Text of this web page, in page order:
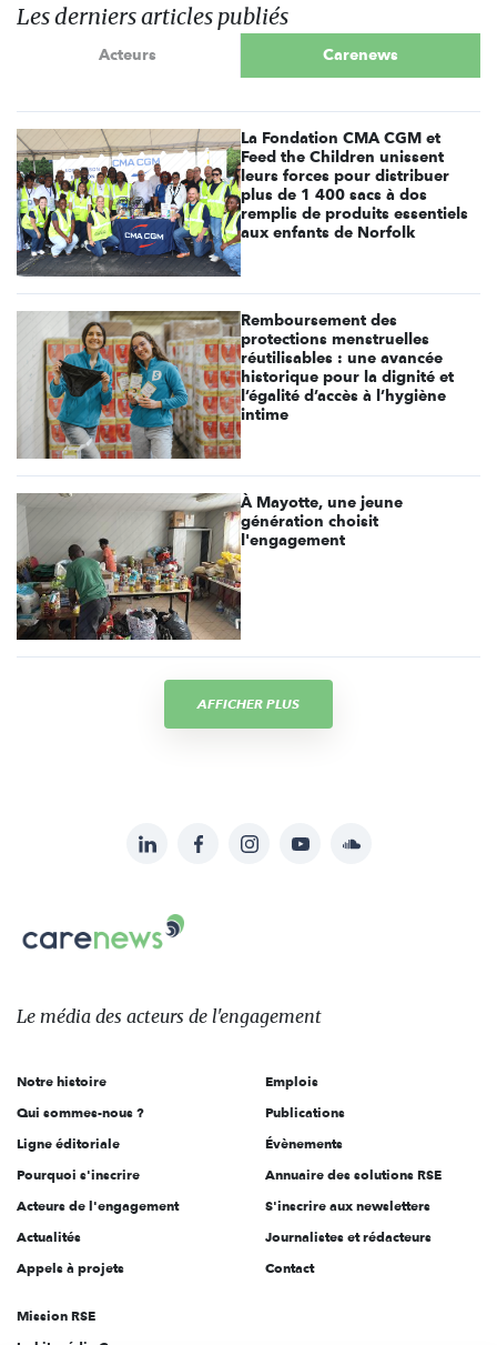
Les derniers articles publiés
Acteurs Carenews
La Fondation CMA CGM et
Feed the Children unissent
leurs forces pour distribuer
plus de 1 400 sacs à dos
remplis de produits essentiels
aux enfants de Norfolk
Remboursement des
protections menstruelles
réutilisables : une avancée
historique pour la dignité et
l’égalité d’accès à l’hygiène
intime
À Mayotte, une jeune
génération choisit
l'engagement
AFFICHER PLUS
sur:
LinkedInFacebookInstagramYouTubeSoundcloud
Carenews,
Le
des
l'engagement
Le média des acteurs de l'engagement
Notre histoire
Qui sommes-nous ?
Ligne éditoriale
Pourquoi s'inscrire
Acteurs de l'engagement
Actualités
Appels à projets
Emplois
Publications
Évènements
Annuaire des solutions RSE
S'inscrire aux newsletters
Journalistes et rédacteurs
Contact
Mission RSE